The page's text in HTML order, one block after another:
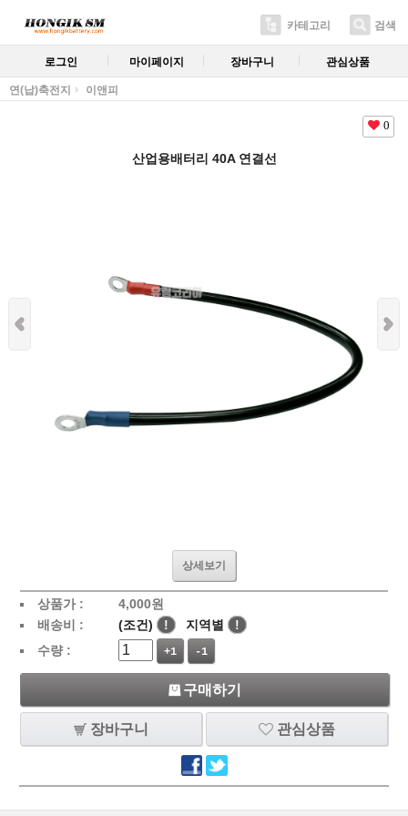
카테고리 검색
로그인 마이페이지 장바구니 관심상품
연(납)축전지 이앤피
0
산업용배터리 40A 연결선
상세보기
상품가 : 4,000원
배송비 :
(조건) ! 지역별
!
수량 :
+1 -1
구매하기
장바구니 관심상품